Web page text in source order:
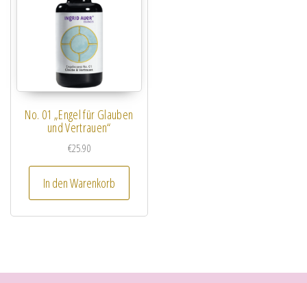
No. 01 „Engel für Glauben
und Vertrauen“
€25.90
In den Warenkorb